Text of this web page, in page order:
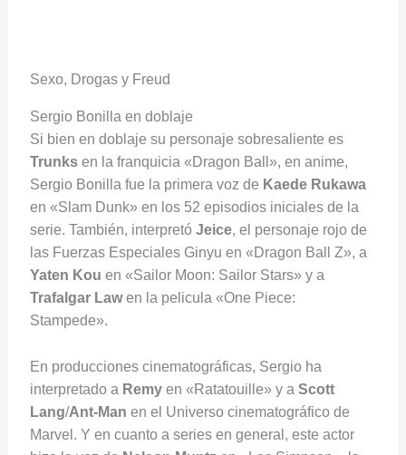
Sexo, Drogas y Freud
Sergio Bonilla en doblaje
Si bien en doblaje su personaje sobresaliente es
Trunksen la franquicia «Dragon Ball», en anime,
Sergio Bonilla fue la primera voz de Kaede Rukawa
en «Slam Dunk» en los 52 episodios iniciales de la
serie. También, interpretó Jeice, el personaje rojo de
las Fuerzas Especiales Ginyu en «Dragon Ball Z», a
Yaten Kou en «Sailor Moon: Sailor Stars» y a
Trafalgar Lawen la pelicula «One Piece:
Stampede».
En producciones cinematográficas, Sergio ha
interpretado a Remyen «Ratatouille» y a Scott
Lang/Ant-Man en el Universo cinematográfico de
Marvel. Y en cuanto a series en general, este actor